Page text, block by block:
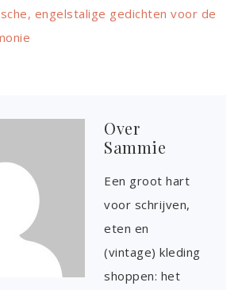
engelstalige gedichten voor de
Over
Sammie
Een groot hart
voor schrijven,
eten en
(vintage) kleding
shoppen: het